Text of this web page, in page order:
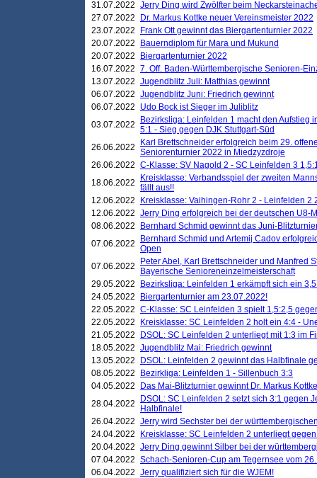
31.07.2022 Jerry Ding wird Zwölfter beim
27.07.2022
Dr. Markus Kottke neuer Vereinsmeister 2022
23.07.2022
Frank Ott gewinnt das Biergartenturnier 2022
20.07.2022
Bauerndiplom für Mara und Mukund
20.07.2022
Biergartenturnier 2022
16.07.2022 7. Off. Baden-Württembergische Senioren-
13.07.2022 Jugendblitz Juli: Matthias gewinnt
06.07.2022 Jugendblitz Juni: Friedrich gewinnt
06.07.2022
Udo Bock ist Sieger im Juliblitz
03.07.2022
Bezirksliga: Leinfelden 1 macht den Aufstieg
5:1 - Sieg gegen DJK Stuttgart-Süd
26.06.2022
Karl Brettschneider erfolgreich beim 29.
Seniorenturnier 2022 in Miedzyzdroje
26.06.2022 C-Klasse: SV Nagold 2 - SC Leinfelden 3
18.06.2022
Kreisklasse: Verbandsspiel der zweiten
fällt aus!!
12.06.2022
Kreisklasse: Vaihingen-Rohr 2 - Leinfelden 2
12.06.2022 Jerry Ding erfolgreich bei der deutschen U8-
08.06.2022
Bernhard Schmid gewinnt das Juni-
07.06.2022
Bernhard Schmid und Artemij Cadov
Open
07.06.2022
Peter Abel, Karl Brettschneider und Manfred
Bayerische Senioreneinzelmeisterschaft
29.05.2022
Bezirksliga: Leinfelden 1 erkämpft sich ein
24.05.2022
Biergartenturnier am 23.07.2022!
22.05.2022 C-Klasse: SC Leinfelden 3 spielt 1,5:2,5
22.05.2022
Kreisklasse: SC Leinfelden 2 holt ein 4:4 -
21.05.2022
DSOL: SC Leinfelden 2 unterliegt mit 1:3 im
18.05.2022 Jugendblitz Mai: Friedrich gewinnt
13.05.2022
DSOL: Leinfelden 2 gewinnt das Halbfinale
08.05.2022
Bezirkliga: Leinfelden 1 - Sillenbuch 3:3
04.05.2022
Das Mai-Blitzturnier gewinnt Dr. Markus
28.04.2022
DSOL: SC Leinfelden 2 setzt sich 3:1 gegen
Halbfinale!
26.04.2022 Jerry wird Sechster bei der
24.04.2022
Kreisklasse: SC Leinfelden 2 unterliegt
20.04.2022 Jerry Ding gewinnt Silber bei der
07.04.2022 Schach-Senioren-Cup am Tegernsee vom
06.04.2022 Jerry qualifiziert sich für die WJEM!